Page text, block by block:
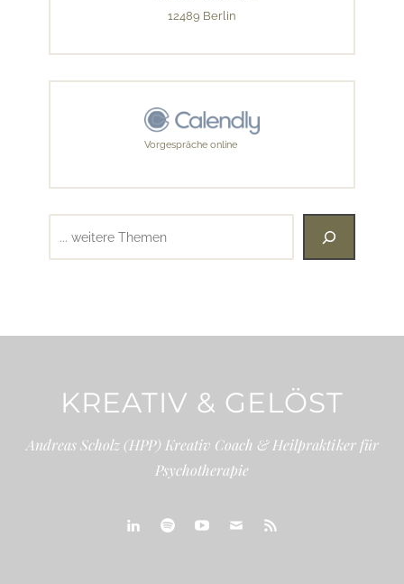
12489 Berlin
Vorgespräche online
KREATIV & GELÖST
Andreas Scholz (HPP) Kreativ Coach & Heilpraktiker für
Psychotherapie